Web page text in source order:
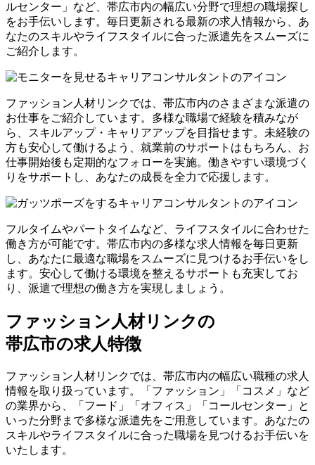
ルセンター」など、帯広市内の幅広い分野で理想の職場探し
をお手伝いします。毎日更新される最新の求人情報から、あ
なたのスキルやライフスタイルに合った派遣先をスムーズに
ご紹介します。
ファッション人材リンクでは、帯広市内のさまざまな派遣の
お仕事をご紹介しています。多様な職場で経験を積みなが
ら、スキルアップ・キャリアアップを目指せます。未経験の
方も安心して働けるよう、就業前のサポートはもちろん、お
仕事開始後も定期的なフォローを実施。働きやすい環境づく
りをサポートし、あなたの成長を全力で応援します。
フルタイムやパートタイムなど、ライフスタイルに合わせた
働き方が可能です。帯広市内の多様な求人情報を毎日更新
し、あなたに最適な職場をスムーズに見つけるお手伝いをし
ます。安心して働ける環境を整えるサポートも充実してお
り、派遣で理想の働き方を実現しましょう。
ファッション人材リンクの
帯広市の求人特徴
ファッション人材リンクでは、帯広市内の幅広い職種の求人
情報を取り扱っています。「ファッション」「コスメ」など
の業界から、「フード」「オフィス」「コールセンター」と
いった分野まで多様な派遣先をご用意しています。あなたの
スキルやライフスタイルに合った職場を見つけるお手伝いを
いたします。